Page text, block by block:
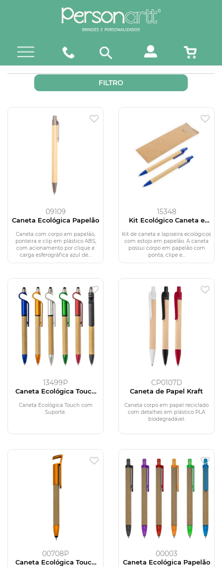
FILTRO
09109
Caneta Ecológica Papelão
Caneta com corpo em papelão,
ponteira e clip em plástico ABS,
com acionamento por clique e
carga esferográfica azul de...
15348
Kit Ecológico Caneta e
Kit de caneta e lapiseira ecológicos
com estojo em papelão. A caneta
possui corpo em papelão com
ponta, clipe e...
13499P
Caneta Ecológica Touch
Caneta Ecológica Touch com
Suporte.
CP0107D
Caneta de Papel Kraft
Caneta corpo em papel reciclado
com detalhes em plástico PLA
biodegradável.
00708P
Caneta Ecológica Touch
00003
Caneta Ecológica Papelão